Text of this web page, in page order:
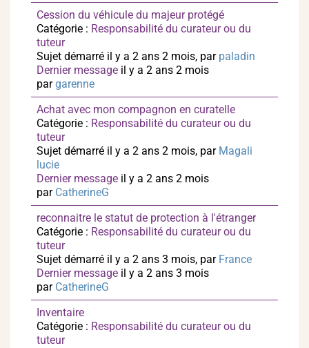
Cession du véhicule du majeur protégé
Catégorie : Responsabilité du curateur ou du
tuteur
Sujet démarré il y a 2 ans 2 mois, par paladin
Dernier message il y a 2 ans 2 mois
pargarenne
Achat avec mon compagnon en curatelle
Catégorie : Responsabilité du curateur ou du
tuteur
Sujet démarré il y a 2 ans 2 mois, par Magali
lucie
Dernier message il y a 2 ans 2 mois
par CatherineG
reconnaitre le statut de protection à l'étranger
Catégorie : Responsabilité du curateur ou du
tuteur
Sujet démarré il y a 2 ans 3 mois, par France
Dernier message il y a 2 ans 3 mois
par CatherineG
Inventaire
Catégorie : Responsabilité du curateur ou du
tuteur